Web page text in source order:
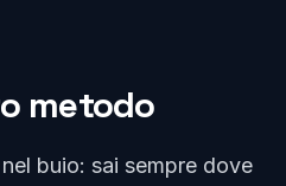
metodo
buio: sai sempre dove